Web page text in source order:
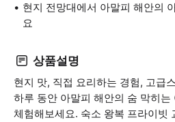
현지 전망대에서 아말피 해안의
요
상품설명
현지 맛, 직접 요리하는 경험, 고급
하루 동안 아말피 해안의 숨 막히
체험해보세요. 숙소 왕복 프라이빗